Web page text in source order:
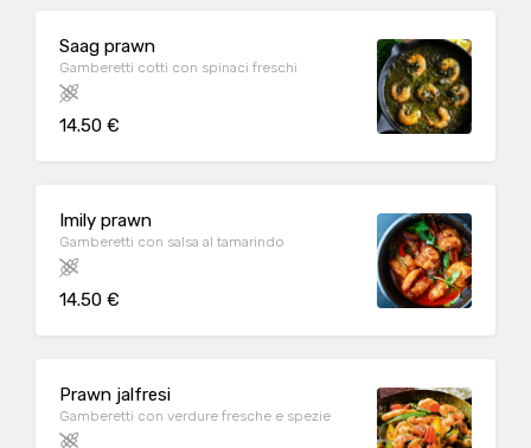
Saag prawn
Gamberetti cotti con spinaci freschi
14.50 €
Imily prawn
Gamberetti con salsa al tamarindo
14.50 €
Prawn jalfresi
Gamberetti con verdure fresche e spezie